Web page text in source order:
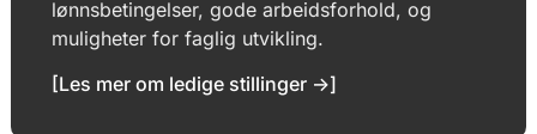
lønnsbetingelser, gode arbeidsforhold, og
muligheter for faglig utvikling.
[Les mer om ledige stillinger ->]